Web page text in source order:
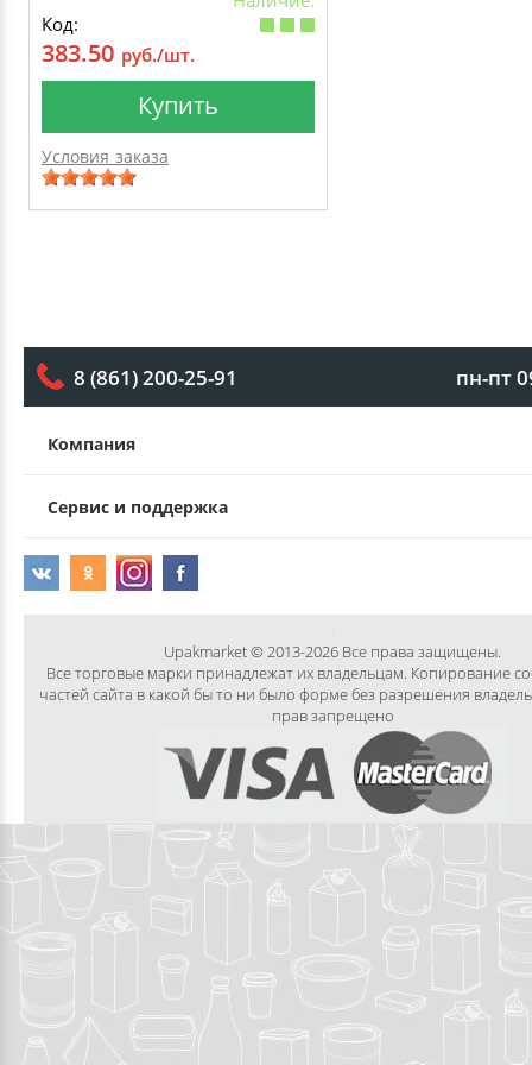
Код:
383.50 руб./шт.
Купить
Условия заказа
8 (861) 200-25-91 пн-пт
Компания
Сервис и поддержка
Upakmarket © 2013-2026 Все права защищены.
Все торговые марки принадлежат их владельцам. Копирование
частей сайта в какой бы то ни было форме без разрешения
прав запрещено